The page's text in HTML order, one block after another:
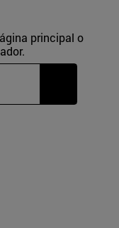
principal o